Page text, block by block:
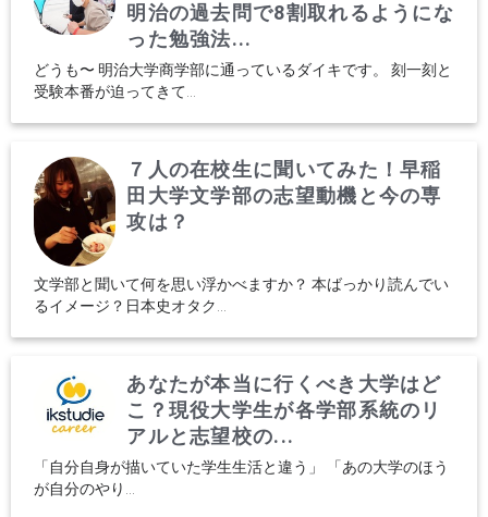
明治の過去問で8割取れるようにな
った勉強法...
どうも〜 明治大学商学部に通っているダイキです。 刻一刻と
受験本番が迫ってきて...
７人の在校生に聞いてみた！早稲
田大学文学部の志望動機と今の専
攻は？
文学部と聞いて何を思い浮かべますか？ 本ばっかり読んでい
るイメージ？日本史オタク...
あなたが本当に行くべき大学はど
こ？現役大学生が各学部系統のリ
アルと志望校の...
「自分自身が描いていた学生生活と違う」 「あの大学のほう
が自分のやり...